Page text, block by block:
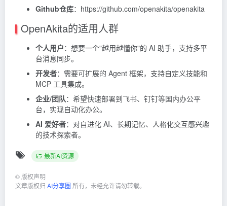
Github仓库：https://github.com/openakita/openakita
OpenAkita的适用人群
个人用户：想要一个"越用越懂你"的 AI 助手，支持多平
台消息同步。
开发者：需要可扩展的 Agent 框架，支持自定义技能和
MCP 工具集成。
企业/团队：希望快速部署到飞书、钉钉等国内办公平
台，实现自动化办公。
AI 爱好者：对自进化 AI、长期记忆、人格化交互感兴趣
的技术探索者。
最新AI资源
© 版权声明
文章版权归 AI分享圈 所有，未经允许请勿转载。